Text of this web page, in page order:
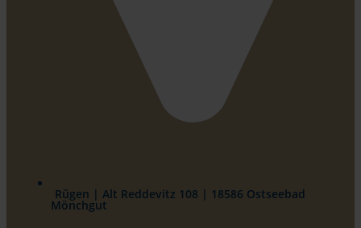
Rügen | Alt Reddevitz 108 | 18586 Ostseebad
Mönchgut